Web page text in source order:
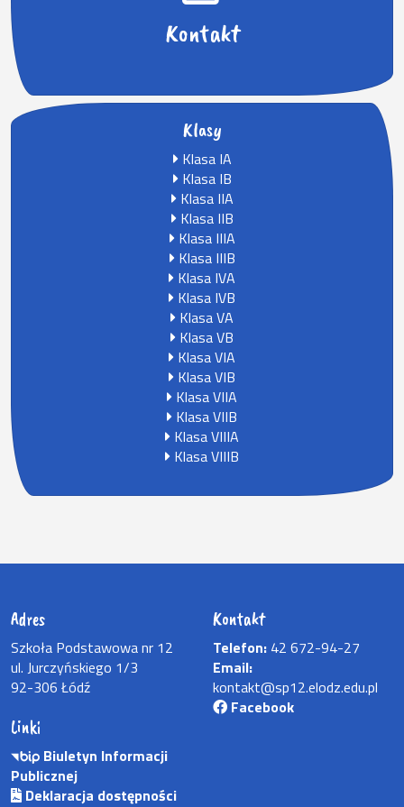
Kontakt
Klasy
Klasa IA
Klasa IB
Klasa IIA
Klasa IIB
Klasa IIIA
Klasa IIIB
Klasa IVA
Klasa IVB
Klasa VA
Klasa VB
Klasa VIA
Klasa VIB
Klasa VIIA
Klasa VIIB
Klasa VIIIA
Klasa VIIIB
Adres
Szkoła Podstawowa nr 12
ul. Jurczyńskiego 1/3
92-306 Łódź
Kontakt
Telefon: 42 672-94-27
Email:
kontakt@sp12.elodz.edu.pl
Facebook
Linki
Biuletyn Informacji
Publicznej
Deklaracja dostępności